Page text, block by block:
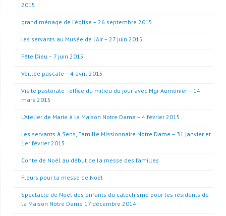
2015
grand ménage de l’église – 26 septembre 2015
les servants au Musée de l’Air – 27 juin 2015
Fête Dieu – 7 juin 2015
Veillée pascale – 4 avril 2015
Visite pastorale : office du milieu du jour avec Mgr Aumonier – 14
mars 2015
L’Atelier de Marie à la Maison Notre Dame – 4 février 2015
Les servants à Sens, Famille Missionnaire Notre Dame – 31 janvier et
1er février 2015
Conte de Noël au début de la messe des familles
Fleurs pour la messe de Noël
Spectacle de Noël des enfants du catéchisme pour les résidents de
la Maison Notre Dame 17 décembre 2014